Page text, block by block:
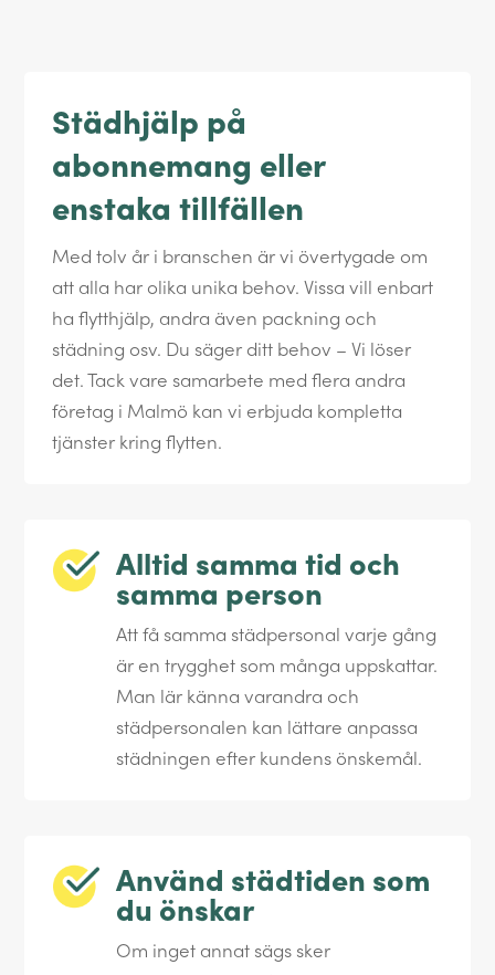
Städhjälp på
abonnemang eller
enstaka tillfällen
Med tolv år i branschen är vi övertygade om
att alla har olika unika behov. Vissa vill enbart
ha flytthjälp, andra även packning och
städning osv. Du säger ditt behov – Vi löser
det. Tack vare samarbete med flera andra
företag i Malmö kan vi erbjuda kompletta
tjänster kring flytten.
Alltid samma tid och
samma person
Att få samma städpersonal varje gång
är en trygghet som många uppskattar.
Man lär känna varandra och
städpersonalen kan lättare anpassa
städningen efter kundens önskemål.
Använd städtiden som
du önskar
Om inget annat sägs sker